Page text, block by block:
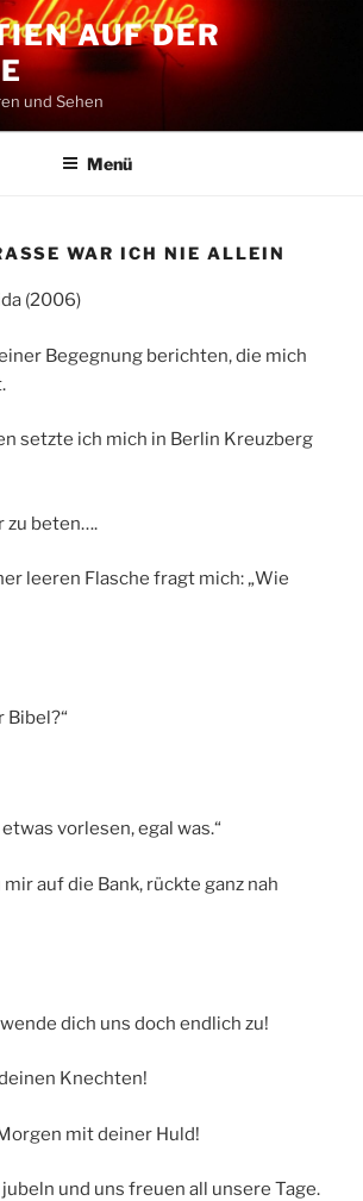
AUF DER
und Sehen
Menü
WAR ICH NIE ALLEIN
(2006)
Begegnung berichten, die mich
setzte ich mich in Berlin Kreuzberg
zu beten….
leeren Flasche fragt mich: „Wie
Bibel?“
vorlesen, egal was.“
auf die Bank, rückte ganz nah
dich uns doch endlich zu!
Knechten!
mit deiner Huld!
und uns freuen all unsere Tage.